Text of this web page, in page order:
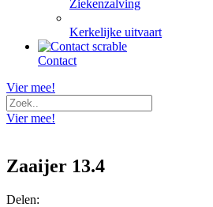
Ziekenzalving
Kerkelijke uitvaart
Contact
Vier mee!
Vier mee!
Zaaijer 13.4
Delen: